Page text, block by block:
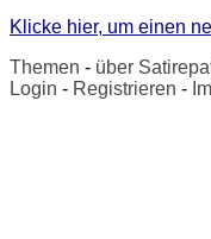
Klicke hier, um einen
Themen - über
Login - Registrieren -